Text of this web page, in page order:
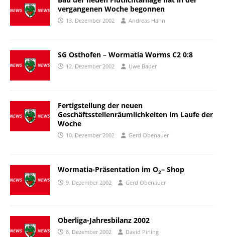
vergangenen Woche begonnen
13. Dezember 2002 Andreas Hahn
SG Osthofen – Wormatia Worms C2 0:8
12. Dezember 2002 Uwe Bader
Fertigstellung der neuen
Geschäftsstellenräumlichkeiten im Laufe der
Woche
10. Dezember 2002 Gerd Obenauer
Wormatia-Präsentation im O2– Shop
9. Dezember 2002 Gerd Obenauer
Oberliga-Jahresbilanz 2002
8. Dezember 2002 David Pirling